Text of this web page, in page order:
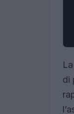
di